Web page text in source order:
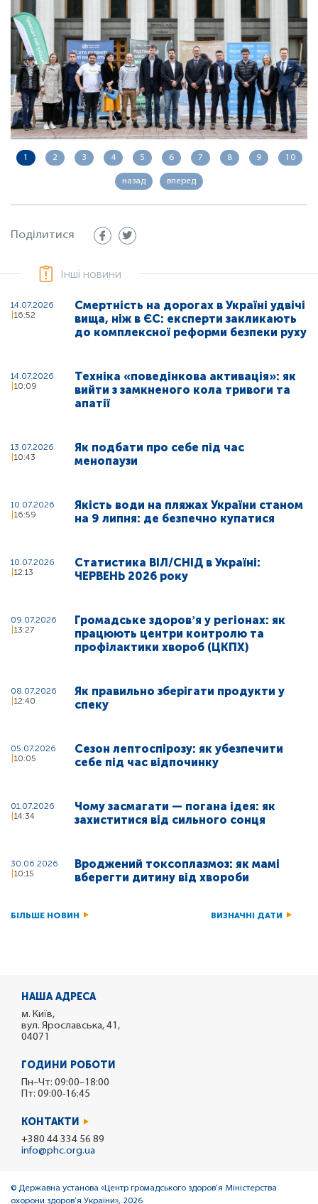
1 2 3 4 5 6 7 8 9 10
назад вперед
Поділитися
Інші новини
14.07.2026
16:52
Смертність на дорогах в Україні удвічі
вища, ніж в ЄС: експерти закликають
до комплексної реформи безпеки руху
14.07.2026
10:09
Техніка «поведінкова активація»: як
вийти з замкненого кола тривоги та
апатії
13.07.2026
10:43
Як подбати про себе під час
менопаузи
10.07.2026
16:59
Якість води на пляжах України станом
на 9 липня: де безпечно купатися
10.07.2026
12:13
Статистика ВІЛ/СНІД в Україні:
ЧЕРВЕНЬ 2026 року
09.07.2026
13:27
Громадське здоровʼя у регіонах: як
працюють центри контролю та
профілактики хвороб (ЦКПХ)
08.07.2026
12:40
Як правильно зберігати продукти у
спеку
05.07.2026
10:05
Сезон лептоспірозу: як убезпечити
себе під час відпочинку
01.07.2026
14:34
Чому засмагати — погана ідея: як
захиститися від сильного сонця
30.06.2026
10:15
Вроджений токсоплазмоз: як мамі
вберегти дитину від хвороби
БІЛЬШЕ НОВИН ВИЗНАЧНІ ДАТИ
НАША АДРЕСА
м. Київ,
вул. Ярославська, 41,
04071
ГОДИНИ РОБОТИ
Пн–Чт: 09:00–18:00
Пт: 09:00-16:45
КОНТАКТИ
+380 44 334 56 89
info@phc.org.ua
© Державна установа «Центр громадського здоров’я Міністерства
охорони здоров’я України», 2026